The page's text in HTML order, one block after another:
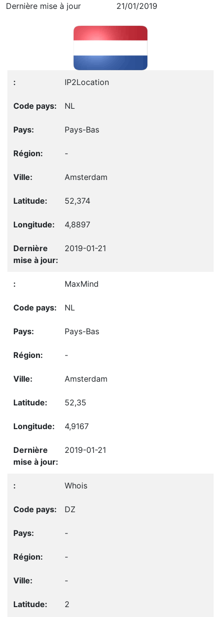
Dernière mise à jour 21/01/2019
IP2Location
NL
Pays-Bas
-
Amsterdam
52,374
4,8897
2019-01-21
MaxMind
NL
Pays-Bas
-
Amsterdam
52,35
4,9167
2019-01-21
Whois
DZ
-
-
-
2